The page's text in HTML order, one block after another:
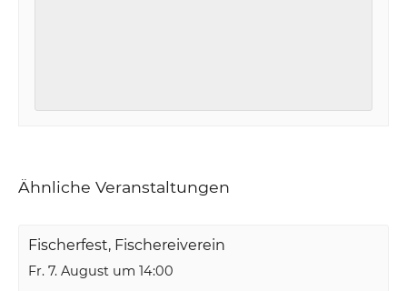
Ähnliche Veranstaltungen
Fischerfest, Fischereiverein
Fr. 7. August um 14:00